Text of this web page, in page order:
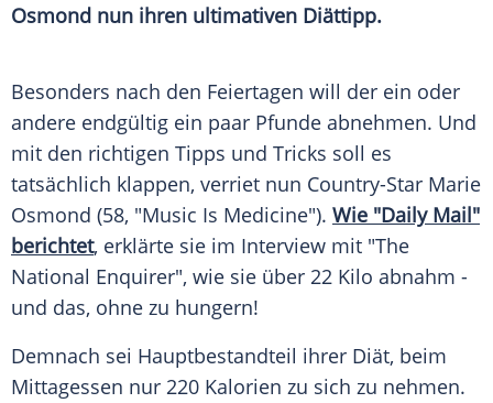
Osmond nun ihren ultimativen Diättipp.
Besonders nach den Feiertagen will der ein oder
andere endgültig ein paar Pfunde abnehmen. Und
mit den richtigen Tipps und Tricks soll es
tatsächlich klappen, verriet nun Country-Star Marie
Osmond (58, "Music Is Medicine"). Wie "Daily Mail"
berichtet, erklärte sie im Interview mit "The
National Enquirer", wie sie über 22 Kilo abnahm -
und das, ohne zu hungern!
Demnach sei Hauptbestandteil ihrer Diät, beim
Mittagessen nur 220 Kalorien zu sich zu nehmen.